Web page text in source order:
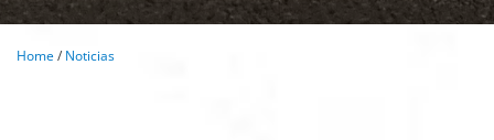
Home/ Noticias